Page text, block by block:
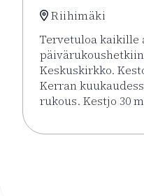
Riihimäki
Tervetuloa kaikille
Keskuskirkko.
Kerran
rukous. Kestjo 30
Lue lisää